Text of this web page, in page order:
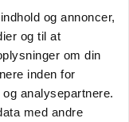
og annoncer,
og til at
om din
inden for
analysepartnere.
med andre